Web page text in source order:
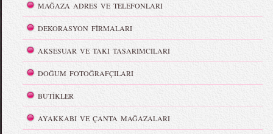
MAĞAZA ADRES VE TELEFONLARI
DEKORASYON FİRMALARI
AKSESUAR VE TAKI TASARIMCILARI
DOĞUM FOTOĞRAFÇILARI
BUTİKLER
AYAKKABI VE ÇANTA MAĞAZALARI